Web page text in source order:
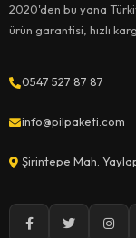
2020'den bu yana
ürün garantisi, hızlı
0547 527 87 87
info@pilpaketi.com
Şirintepe Mah.